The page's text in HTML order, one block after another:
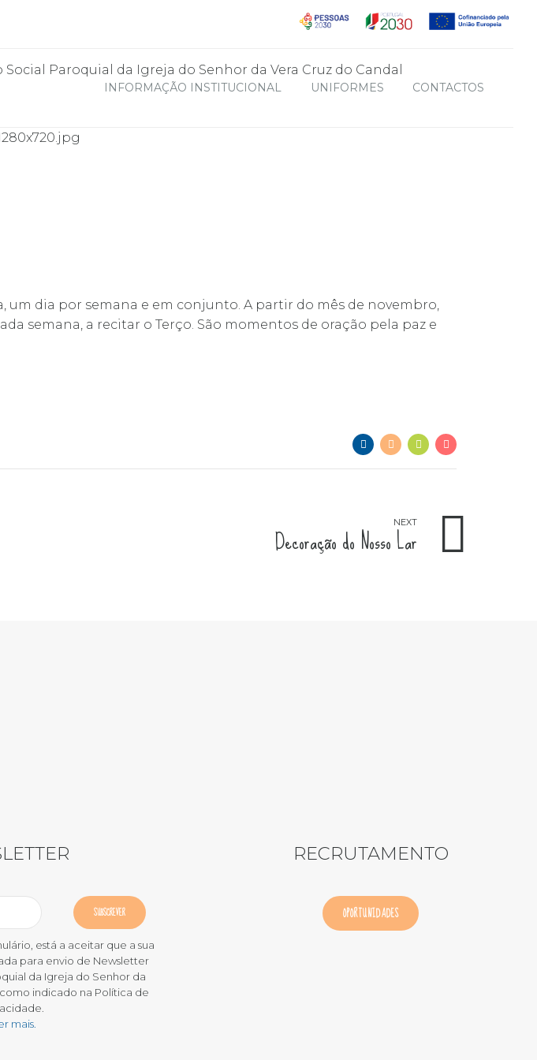
INFORMAÇÃO INSTITUCIONAL UNIFORMES CONTACTOS
um dia por semana e em conjunto. A partir do mês de novembro,
semana, a recitar o Terço. São momentos de oração pela paz e
NEXT
Decoração do Nosso Lar
está a aceitar que a sua
para envio de Newsletter
da Igreja do Senhor da
indicado na Política de
mais.
RECRUTAMENTO
OPORTUNIDADES